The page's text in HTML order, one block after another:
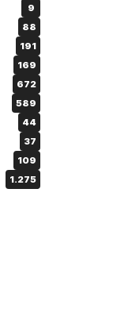
9
88
191
169
672
589
44
37
109
1.275